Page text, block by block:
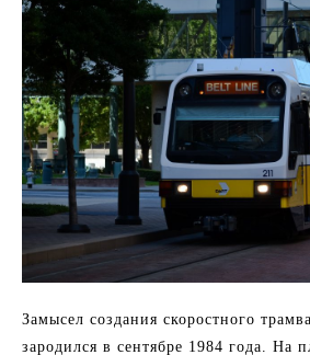
Замысел создания скоростного
зародился в сентябре 1984 года. На